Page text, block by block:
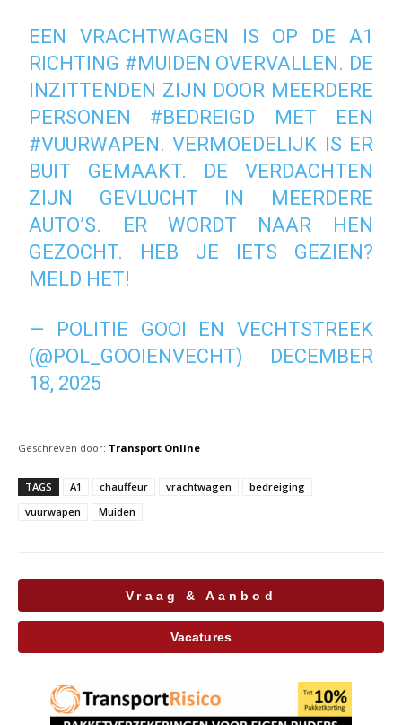
EEN VRACHTWAGEN IS OP DE A1
RICHTING #MUIDEN OVERVALLEN. DE
INZITTENDEN ZIJN DOOR MEERDERE
PERSONEN #BEDREIGD MET EEN
#VUURWAPEN . VERMOEDELIJK IS ER
BUIT GEMAAKT. DE VERDACHTEN
ZIJN GEVLUCHT IN MEERDERE
AUTO’S. ER WORDT NAAR HEN
GEZOCHT. HEB JE IETS GEZIEN?
MELD HET!
— POLITIE GOOI EN VECHTSTREEK
(@POL_GOOIENVECHT)
DECEMBER
18, 2025
Geschreven door: Transport Online
TAGS A1 chauffeur vrachtwagen
bedreiging
vuurwapen
Muiden
Vraag & Aanbod
Vacatures